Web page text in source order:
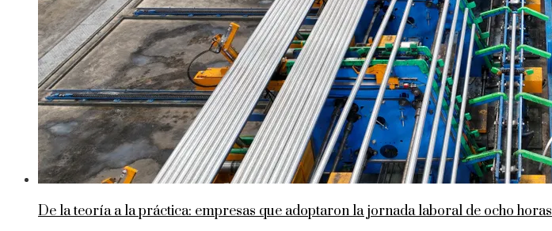
De la teoría a la práctica: empresas que adoptaron la jornada laboral de ocho horas